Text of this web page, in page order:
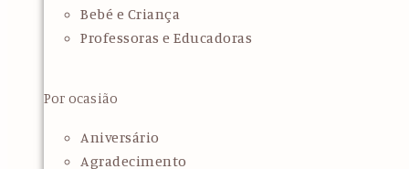
Bebé e Criança
Professoras e Educadoras
Por ocasião
Aniversário
Agradecimento